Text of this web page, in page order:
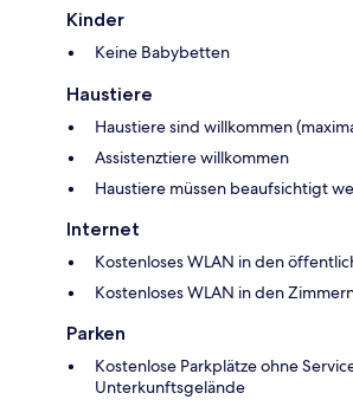
Kinder
Keine Babybetten
Haustiere
Haustiere sind willkommen
Assistenztiere willkommen
Haustiere müssen beaufsichtigt
Internet
Kostenloses WLAN in den
Kostenloses WLAN in den
Parken
Kostenlose Parkplätze ohne
Unterkunftsgelände